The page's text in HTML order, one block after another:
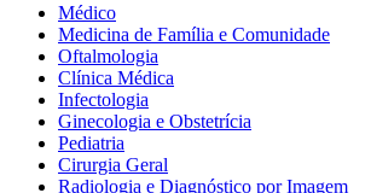
Médico
Medicina de Família e Comunidade
Oftalmologia
Clínica Médica
Infectologia
Ginecologia e Obstetrícia
Pediatria
Cirurgia Geral
Radiologia e Diagnóstico por Imagem